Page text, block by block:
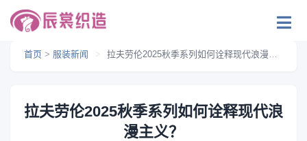
首页 > 服装新闻 > 拉夫劳伦2025秋季系列如何诠释现代浪漫主义？
拉夫劳伦2025秋季系列如何诠释现代浪
漫主义？